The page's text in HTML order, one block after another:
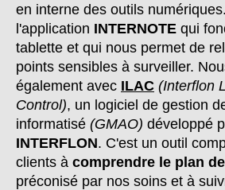
en interne des outils
l'application INTERNOTE qui
tablette et qui nous permet de
points sensibles à surveiller.
également avec ILAC (Interflon
Control), un logiciel de gestion
informatisé (GMAO) développé
INTERFLON. C'est un outil
clients à comprendre le plan
préconisé par nos soins et à